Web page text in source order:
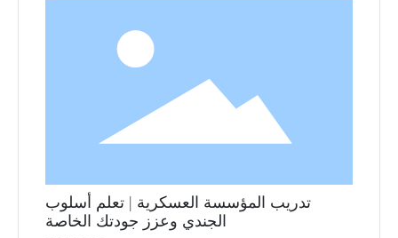
تدريب المؤسسة العسكرية | تعلم أسلوب
الجندي وعزز جودتك الخاصة